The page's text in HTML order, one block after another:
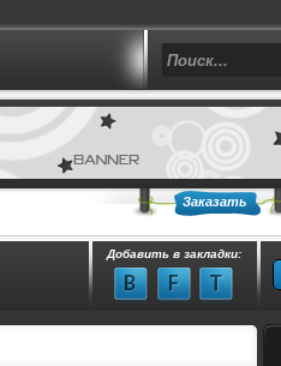
Заказать
Добавить в закладки: